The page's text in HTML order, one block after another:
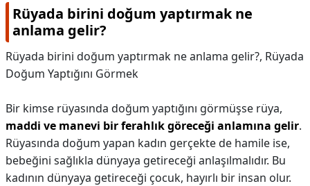
Rüyada birini doğum yaptırmak ne
anlama gelir?
Rüyada birini doğum yaptırmak ne anlama gelir?, Rüyada
Doğum Yaptığını Görmek
Bir kimse rüyasında doğum yaptığını görmüşse rüya,
maddi ve manevi bir ferahlık göreceği anlamına gelir.
Rüyasında doğum yapan kadın gerçekte de hamile ise,
bebeğini sağlıkla dünyaya getireceği anlaşılmalıdır. Bu
kadının dünyaya getireceği çocuk, hayırlı bir insan olur.